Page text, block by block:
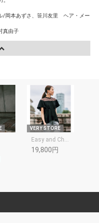
岡本あずさ、笹川友里 ヘア・メー
真由子
VERY STORE
19,800円